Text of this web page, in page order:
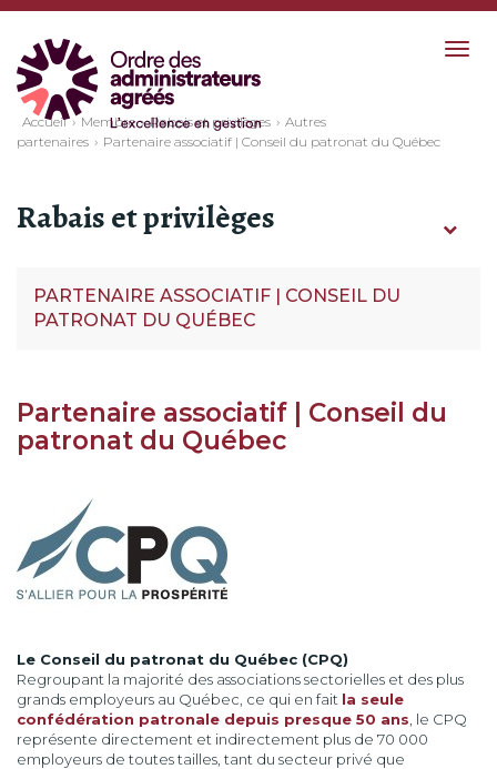
Accueil Membre Rabais et privilèges
Autres
partenaires
Partenaire associatif | Conseil du patronat du Québec
Rabais et privilèges
PARTENAIRE ASSOCIATIF | CONSEIL DU
PATRONAT DU QUÉBEC
Partenaire associatif | Conseil du
patronat du Québec
Le Conseil du patronat du Québec (CPQ)
Regroupant la majorité des associations sectorielles et des plus
grands employeurs au Québec, ce qui en fait la seule
confédération patronale depuis presque 50 ans , le CPQ
représente directement et indirectement plus de 70 000
employeurs de toutes tailles, tant du secteur privé que